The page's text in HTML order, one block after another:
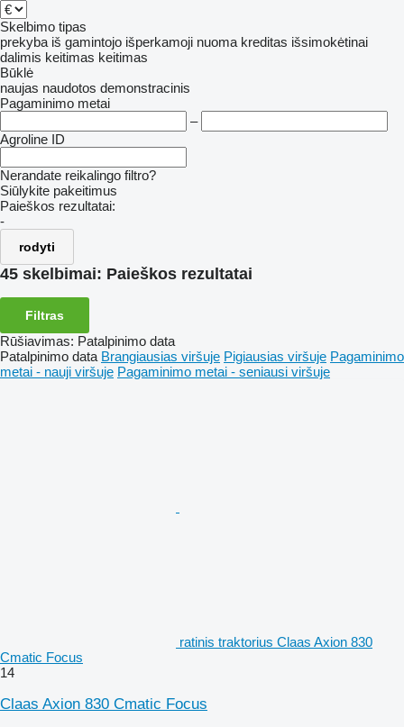
Skelbimo tipas
prekyba iš gamintojo išperkamoji nuoma kreditas išsimokėtinai
dalimis keitimas keitimas
Būklė
naujas naudotos demonstracinis
Pagaminimo metai
–
Agroline ID
Nerandate reikalingo filtro?
Siūlykite pakeitimus
Paieškos rezultatai:
-
rodyti
45 skelbimai: Paieškos rezultatai
Filtras
Rūšiavimas: Patalpinimo data
Patalpinimo data Brangiausias viršuje Pigiausias viršuje Pagaminimo
metai - nauji viršuje Pagaminimo metai - seniausi viršuje
ratinis traktorius Claas Axion 830
Cmatic Focus
14
Claas Axion 830 Cmatic Focus